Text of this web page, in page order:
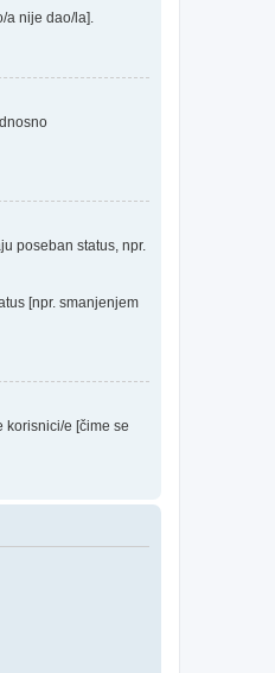
a nije dao/la].
poseban status, npr.
[npr. smanjenjem
korisnici/e [čime se